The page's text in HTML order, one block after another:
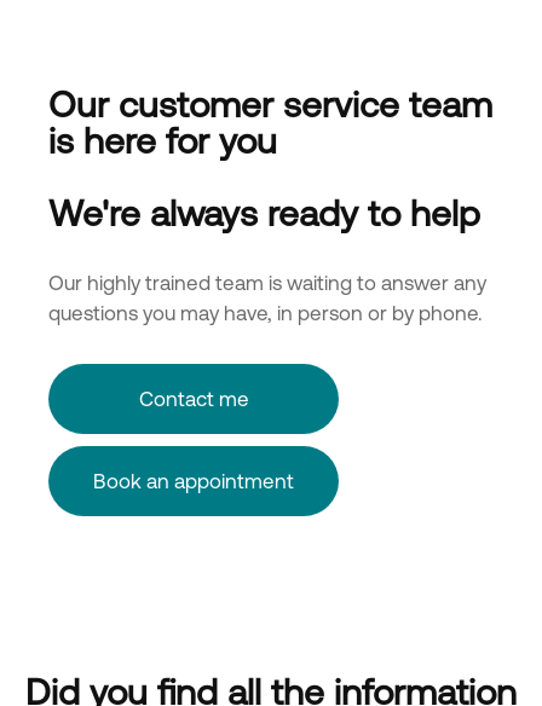
Our customer service team
is here for you
We're always ready to help
Our highly trained team is waiting to answer any
questions you may have, in person or by phone.
Contact me
Book an appointment
Did you find all the information